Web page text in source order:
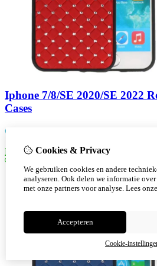
Iphone 7/8/SE 2020/SE 2022
Cases
€
BestellenCookies & Privacy
We gebruiken cookies en andere
analyseren. Ook delen we informatie
met onze partners voor analyse. Lees
Accepteren
Cookie-